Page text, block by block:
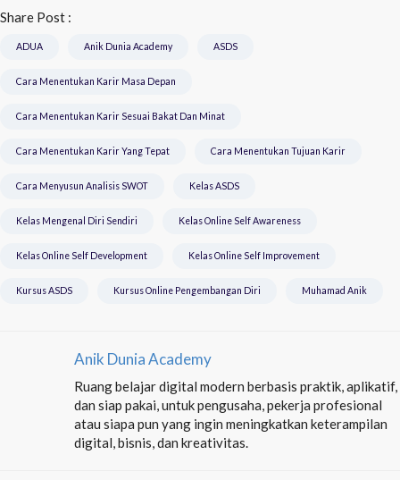
Share Post :
ADUA Anik Dunia Academy ASDS
Cara Menentukan Karir Masa Depan
Cara Menentukan Karir Sesuai Bakat Dan Minat
Cara Menentukan Karir Yang Tepat Cara Menentukan Tujuan Karir
Cara Menyusun Analisis SWOT Kelas ASDS
Kelas Mengenal Diri Sendiri Kelas Online Self Awareness
Kelas Online Self Development Kelas Online Self Improvement
Kursus ASDS Kursus Online Pengembangan Diri Muhamad Anik
Anik Dunia Academy
Ruang belajar digital modern berbasis praktik, aplikatif,
dan siap pakai, untuk pengusaha, pekerja profesional
atau siapa pun yang ingin meningkatkan keterampilan
digital, bisnis, dan kreativitas.